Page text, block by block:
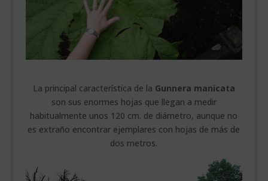
La principal característica de la Gunnera manicata
son sus enormes hojas que llegan a medir
habitualmente unos 120 cm. de diámetro, aunque no
es extraño encontrar ejemplares con hojas de más de
dos metros.